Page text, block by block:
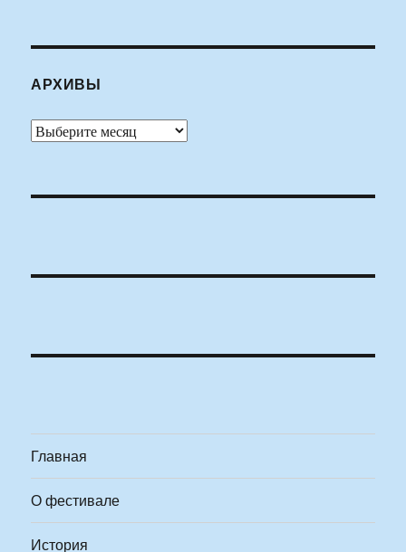
АРХИВЫ
Архивы
Главная
О фестивале
История